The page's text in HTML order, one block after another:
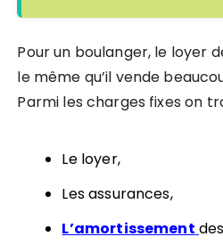
Pour un boulanger, le loyer
le même qu’il vende
Parmi les charges fixes on
Le loyer,
Les assurances,
L’amortissement